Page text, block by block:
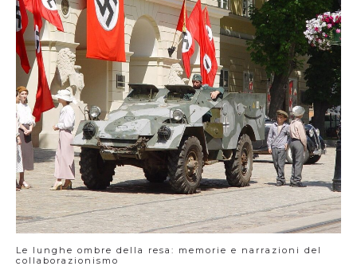
Le lunghe ombre della resa: memorie e narrazioni del
collaborazionismo